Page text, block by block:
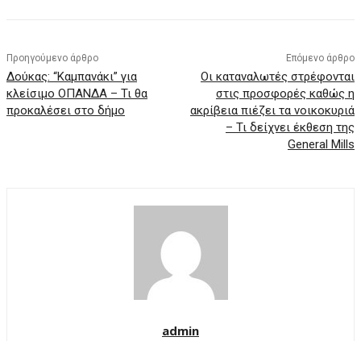
Προηγούμενο άρθρο
Δούκας: “Καμπανάκι” για
κλείσιμο ΟΠΑΝΔΑ – Τι θα
προκαλέσει στο δήμο
Επόμενο άρθρο
Οι καταναλωτές στρέφονται
στις προσφορές καθώς η
ακρίβεια πιέζει τα νοικοκυριά
– Τι δείχνει έκθεση της
General Mills
admin